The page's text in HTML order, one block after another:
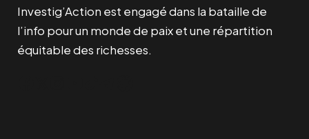
Investig’Action est engagé dans la bataille de
l’info pour un monde de paix et une répartition
équitable des richesses.